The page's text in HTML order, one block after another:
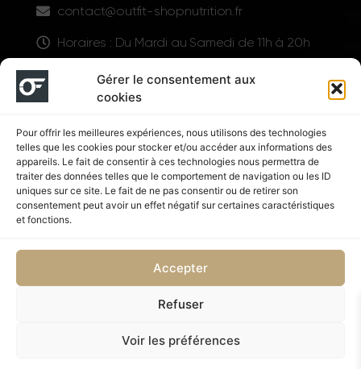
Gérer le consentement aux
cookies
Pour offrir les meilleures expériences, nous utilisons des technologies
telles que les cookies pour stocker et/ou accéder aux informations des
appareils. Le fait de consentir à ces technologies nous permettra de
traiter des données telles que le comportement de navigation ou les ID
uniques sur ce site. Le fait de ne pas consentir ou de retirer son
consentement peut avoir un effet négatif sur certaines caractéristiques
et fonctions.
Accepter
Refuser
Voir les préférences
contact@outfit-shopnutrition.fr
Horaires : Du Mardi au Samedi de 11h à 20h
LIENS UTILES